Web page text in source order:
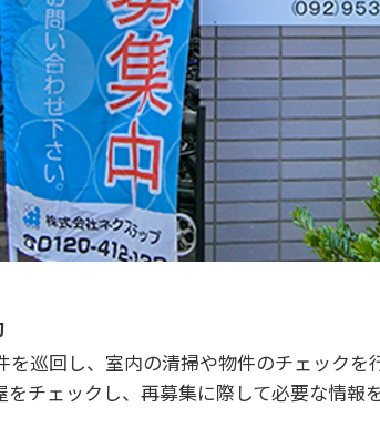
を巡回し、室内の清掃や物件のチェック
をチェックし、再募集に際して必要な情